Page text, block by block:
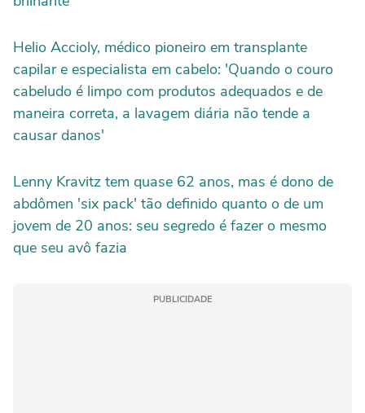
Helio Accioly, médico pioneiro em transplante
capilar e especialista em cabelo: 'Quando o couro
cabeludo é limpo com produtos adequados e de
maneira correta, a lavagem diária não tende a
causar danos'
Lenny Kravitz tem quase 62 anos, mas é dono de
abdômen 'six pack' tão definido quanto o de um
jovem de 20 anos: seu segredo é fazer o mesmo
que seu avô fazia
PUBLICIDADE